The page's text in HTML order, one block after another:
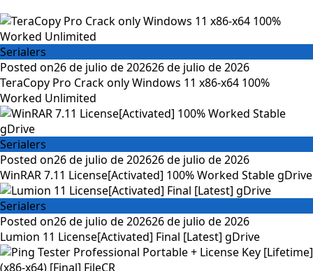
Serialers
Posted on26 de julio de 202626 de julio de 2026
TeraCopy Pro Crack only Windows 11 x86-x64 100%
Worked Unlimited
Serialers
Posted on26 de julio de 202626 de julio de 2026
WinRAR 7.11 License[Activated] 100% Worked Stable gDrive
Serialers
Posted on26 de julio de 202626 de julio de 2026
Lumion 11 License[Activated] Final [Latest] gDrive